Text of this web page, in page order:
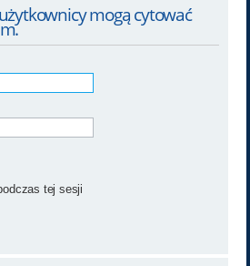
mogą cytować
tej sesji